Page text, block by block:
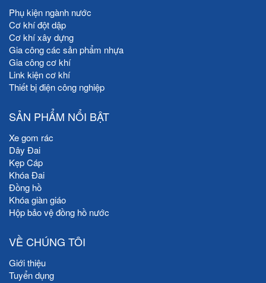
Phụ kiện ngành nước
Cơ khí đột dập
Cơ khí xây dựng
Gia công các sản phẩm nhựa
Gia công cơ khí
Link kiện cơ khí
Thiết bị điện công nghiệp
SẢN PHẨM NỔI BẬT
Xe gom rác
Dây Đai
Kẹp Cáp
Khóa Đai
Đồng hồ
Khóa giàn giáo
Hộp bảo vệ đồng hồ nước
VỀ CHÚNG TÔI
Giới thiệu
Tuyển dụng